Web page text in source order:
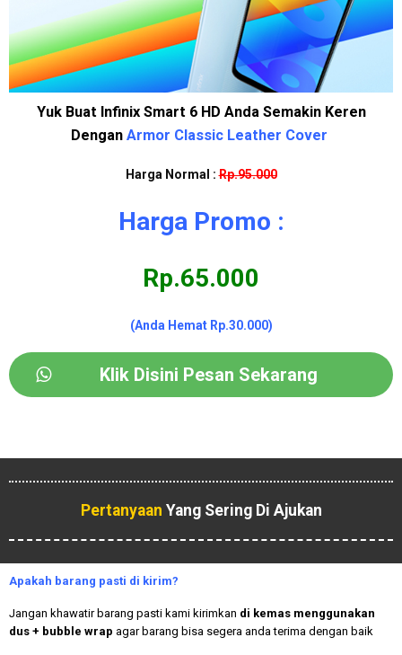
Yuk Buat Infinix Smart 6 HD Anda Semakin Keren
Dengan Armor Classic Leather Cover
Harga Normal :Rp.95.000
Harga Promo :
Rp.65.000
(Anda Hemat Rp.30.000)
Klik Disini Pesan Sekarang
Pertanyaan Yang Sering Di Ajukan
Apakah barang pasti di kirim?
Jangan khawatir barang pasti kami kirimkan di kemas menggunakan
dus + bubble wrap agar barang bisa segera anda terima dengan baik